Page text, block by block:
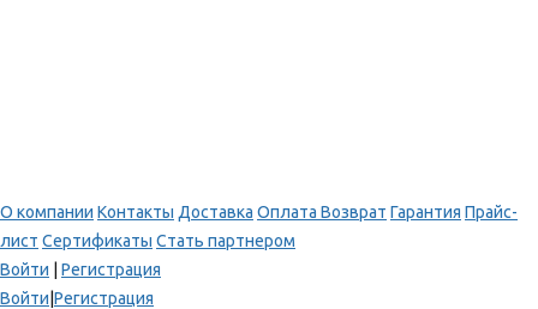
О компании Контакты Доставка Оплата Возврат Гарантия Прайс-
лист Сертификаты Стать партнером
Войти
Регистрация
Войти Регистрация